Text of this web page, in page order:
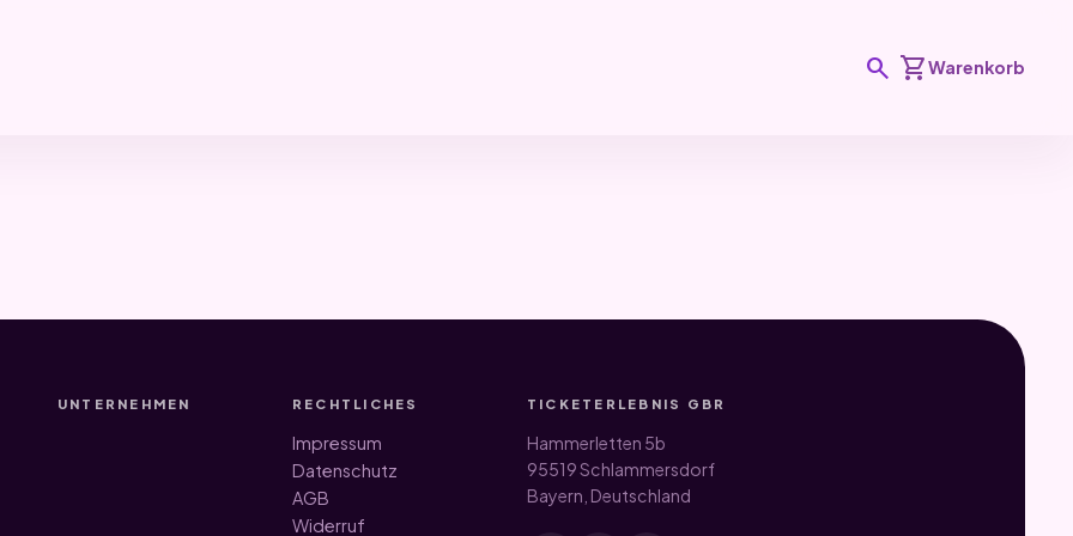
search shopping_cartWarenkorb
UNTERNEHMEN RECHTLICHES
Impressum
Datenschutz
AGB
Widerruf
TICKETERLEBNIS GBR
Hammerletten 5b
95519 Schlammersdorf
Bayern, Deutschland